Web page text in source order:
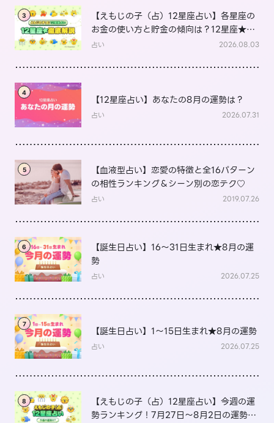
3
【えもじの子（占）12星座占い】各星座の
お金の使い方と貯金の傾向は？12星座★徹
底解説
占い 2026.08.03
4
【12星座占い】あなたの8月の運勢は？
占い 2026.07.31
5
【血液型占い】恋愛の特徴と全16パターン
の相性ランキング＆シーン別の恋テク♡
占い 2019.07.26
6
【誕生日占い】16～31日生まれ★8月の運
勢
占い 2026.07.25
7
【誕生日占い】1～15日生まれ★8月の運勢
占い 2026.07.25
8
【えもじの子（占）12星座占い】今週の運
勢ランキング！7月27日～8月2日の運勢